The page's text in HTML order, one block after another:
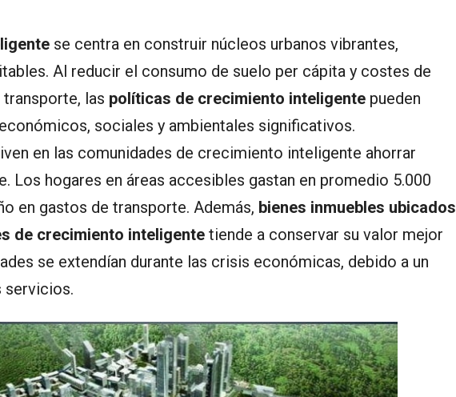
se centra en construir núcleos urbanos vibrantes,
Al reducir el consumo de suelo per cápita y costes de
las políticas de crecimiento inteligente pueden
sociales y ambientales significativos.
en las comunidades de crecimiento inteligente ahorrar
Los hogares en áreas accesibles gastan en promedio 5.000
en gastos de transporte. Además, bienes inmuebles ubicados
de crecimiento inteligente tiende a conservar su valor mejor
se extendían durante las crisis económicas, debido a un
servicios.